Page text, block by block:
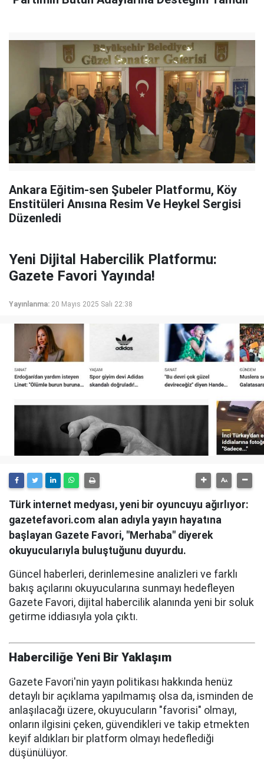
Ankara Eğitim-sen Şubeler Platformu, Köy
Enstitüleri Anısına Resim Ve Heykel Sergisi
Düzenledi
Yeni Dijital Habercilik Platformu:
Gazete Favori Yayında!
Yayınlanma: 20 Mayıs 2025 Salı 22:38
Türk internet medyası, yeni bir oyuncuyu ağırlıyor:
gazetefavori.com alan adıyla yayın hayatına
başlayan Gazete Favori, "Merhaba" diyerek
okuyucularıyla buluştuğunu duyurdu.
Güncel haberleri, derinlemesine analizleri ve farklı
bakış açılarını okuyucularına sunmayı hedefleyen
Gazete Favori, dijital habercilik alanında yeni bir soluk
getirme iddiasıyla yola çıktı.
Haberciliğe Yeni Bir Yaklaşım
Gazete Favori'nin yayın politikası hakkında henüz
detaylı bir açıklama yapılmamış olsa da, isminden de
anlaşılacağı üzere, okuyucuların "favorisi" olmayı,
onların ilgisini çeken, güvendikleri ve takip etmekten
keyif aldıkları bir platform olmayı hedeflediği
düşünülüyor.